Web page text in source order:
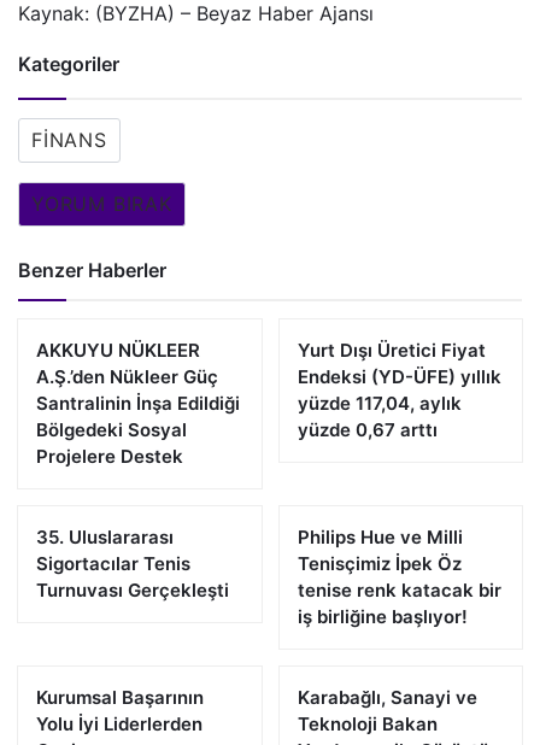
Kaynak: (BYZHA) – Beyaz Haber Ajansı
Kategoriler
FINANS
YORUM BIRAK
Benzer Haberler
AKKUYU NÜKLEER
A.Ş.’den Nükleer Güç
Santralinin İnşa Edildiği
Bölgedeki Sosyal
Projelere Destek
Yurt Dışı Üretici Fiyat
Endeksi (YD-ÜFE) yıllık
yüzde 117,04, aylık
yüzde 0,67 arttı
35. Uluslararası
Sigortacılar Tenis
Turnuvası Gerçekleşti
Philips Hue ve Milli
Tenisçimiz İpek Öz
tenise renk katacak bir
iş birliğine başlıyor!
Kurumsal Başarının
Yolu İyi Liderlerden
Karabağlı, Sanayi ve
Teknoloji Bakan